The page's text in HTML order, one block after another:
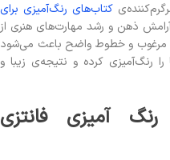
کتاب‌های رنگ‌آمیزی برای
ذهن و رشد مهارت‌های هنری از
مرغوب و خطوط واضح باعث می‌شود
رنگ‌آمیزی کرده و نتیجه‌ی زیبا و
آمیزی فانتزی